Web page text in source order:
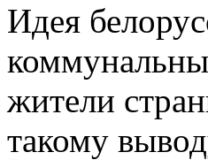
Идея
жители
такому